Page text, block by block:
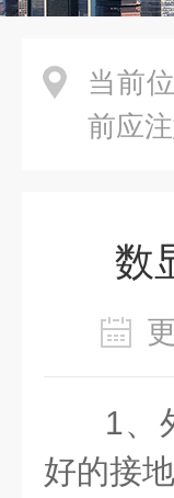
当前
前应
数
1、
好的接地